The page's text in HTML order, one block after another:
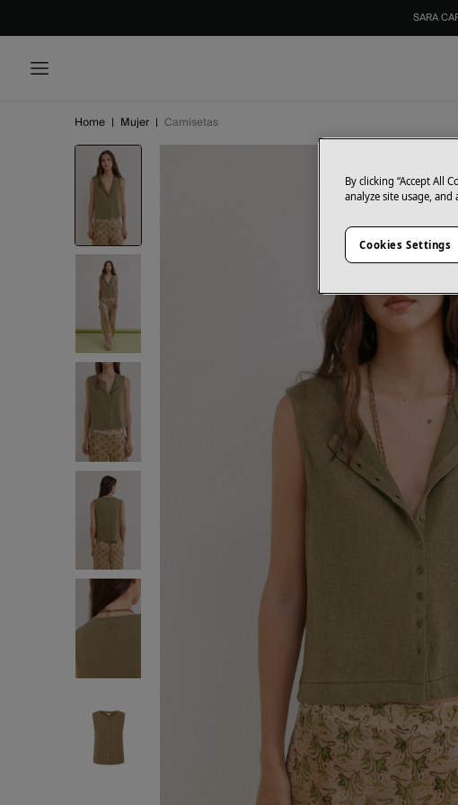
SARA
Home | Mujer | Camisetas
By clicking “Accept All
analyze site usage,
Cookies Settings